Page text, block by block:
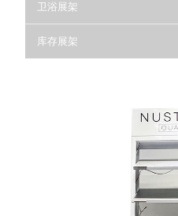
卫浴展架
库存展架